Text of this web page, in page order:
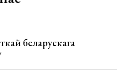
беларускага